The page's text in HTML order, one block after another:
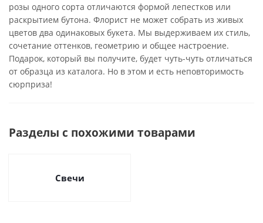
розы одного сорта отличаются формой лепестков или
раскрытием бутона. Флорист не может собрать из живых
цветов два одинаковых букета. Мы выдерживаем их стиль,
сочетание оттенков, геометрию и общее настроение.
Подарок, который вы получите, будет чуть-чуть отличаться
от образца из каталога. Но в этом и есть неповторимость
сюрприза!
Разделы с похожими товарами
Свечи